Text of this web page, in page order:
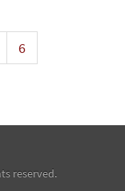
6
reserved.